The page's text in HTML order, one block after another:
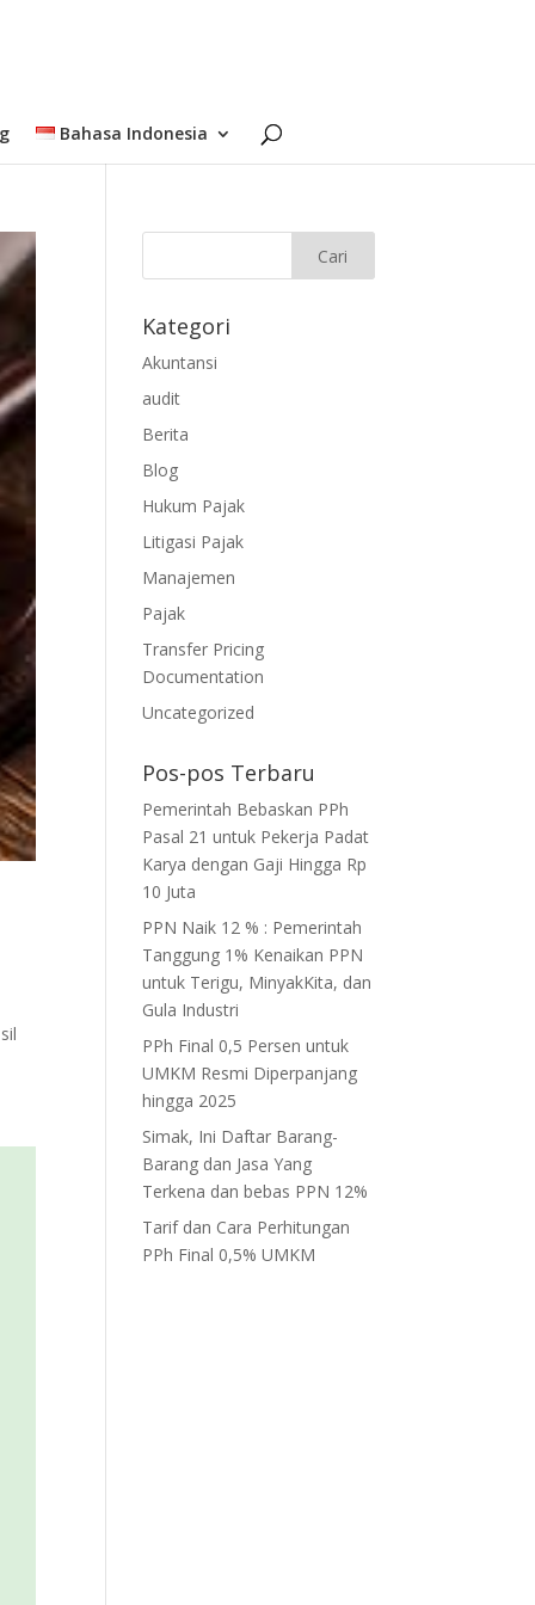
Bahasa Indonesia
Kategori
Akuntansi
audit
Berita
Blog
Hukum Pajak
Litigasi Pajak
Manajemen
Pajak
Transfer Pricing
Documentation
Uncategorized
Pos-pos Terbaru
Pemerintah Bebaskan PPh
Pasal 21 untuk Pekerja Padat
Karya dengan Gaji Hingga Rp
10 Juta
PPN Naik 12 % : Pemerintah
Tanggung 1% Kenaikan PPN
untuk Terigu, MinyakKita, dan
Gula Industri
PPh Final 0,5 Persen untuk
UMKM Resmi Diperpanjang
hingga 2025
Simak, Ini Daftar Barang-
Barang dan Jasa Yang
Terkena dan bebas PPN 12%
Tarif dan Cara Perhitungan
PPh Final 0,5% UMKM